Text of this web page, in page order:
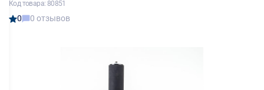
Код товара: 80851
0 0 отзывов